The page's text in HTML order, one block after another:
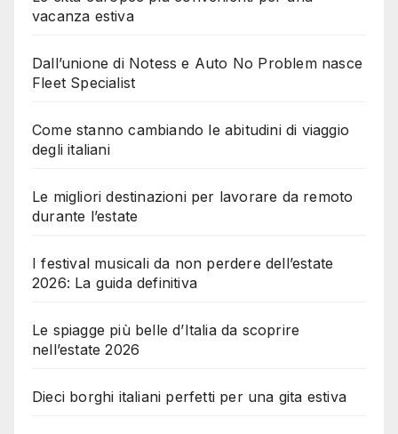
vacanza estiva
Dall’unione di Notess e Auto No Problem nasce
Fleet Specialist
Come stanno cambiando le abitudini di viaggio
degli italiani
Le migliori destinazioni per lavorare da remoto
durante l’estate
I festival musicali da non perdere dell’estate
2026: La guida definitiva
Le spiagge più belle d’Italia da scoprire
nell’estate 2026
Dieci borghi italiani perfetti per una gita estiva